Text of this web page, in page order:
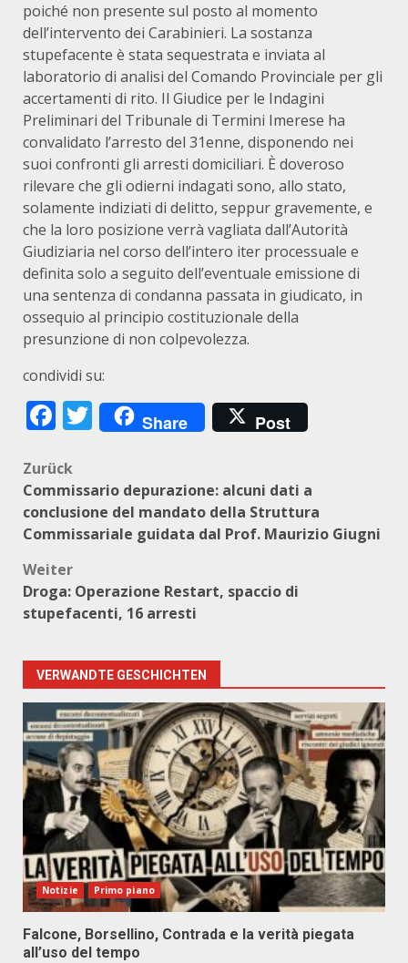
poiché non presente sul posto al momento
dell’intervento dei Carabinieri. La sostanza
stupefacente è stata sequestrata e inviata al
laboratorio di analisi del Comando Provinciale per gli
accertamenti di rito. Il Giudice per le Indagini
Preliminari del Tribunale di Termini Imerese ha
convalidato l’arresto del 31enne, disponendo nei
suoi confronti gli arresti domiciliari. È doveroso
rilevare che gli odierni indagati sono, allo stato,
solamente indiziati di delitto, seppur gravemente, e
che la loro posizione verrà vagliata dall’Autorità
Giudiziaria nel corso dell’intero iter processuale e
definita solo a seguito dell’eventuale emissione di
una sentenza di condanna passata in giudicato, in
ossequio al principio costituzionale della
presunzione di non colpevolezza.
condividi su:
Facebook
Twitter
Share Post
Beitragsnavigation
Zurück
Commissario depurazione: alcuni dati a
conclusione del mandato della Struttura
Commissariale guidata dal Prof. Maurizio Giugni
Weiter
Droga: Operazione Restart, spaccio di
stupefacenti, 16 arresti
VERWANDTE GESCHICHTEN
Notizie Primo piano
Falcone, Borsellino, Contrada e la verità piegata
all’uso del tempo